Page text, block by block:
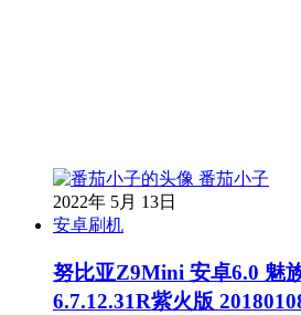
番茄小子
2022年 5月 13日
安卓刷机
努比亚Z9Mini 安卓6.0 魅
6.7.12.31R紫火版